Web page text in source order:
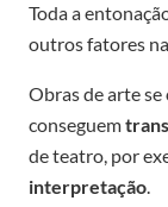
Toda a
outros fatores
Obras de arte se
conseguem
de teatro, por
interpretação.